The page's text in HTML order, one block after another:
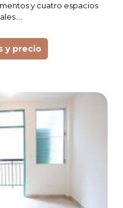
y cuatro espacios
y precio